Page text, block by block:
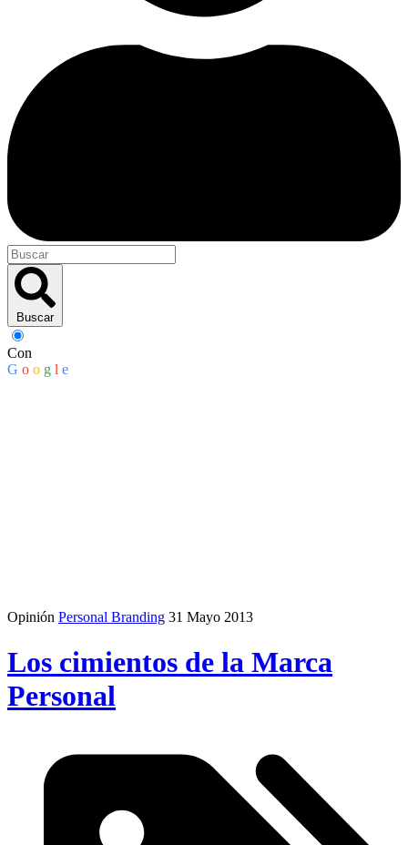
Buscar
Con
G o o g l e
Opinión Personal Branding 31 Mayo 2013
Los cimientos de la Marca
Personal